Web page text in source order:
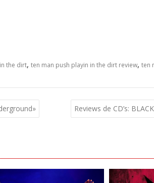
the dirt, ten man push playin in the dirt review, ten
Reviews de CD’s: